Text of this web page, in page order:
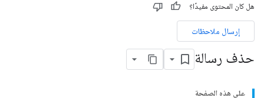
هل كان المحتوى مفيدًا؟
إرسال ملاحظات
حذف رسالة
على هذه الصفحة